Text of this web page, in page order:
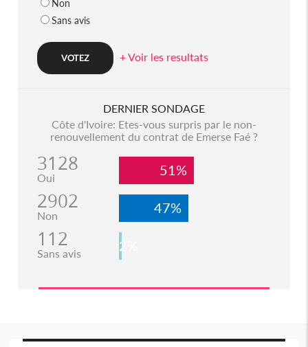
Non
Sans avis
+ Voir les resultats
DERNIER SONDAGE
Côte d'Ivoire: Etes-vous surpris par le non-
renouvellement du contrat de Emerse Faé ?
3128
Oui 51%
2902
Non 47%
112
Sans avis 2%